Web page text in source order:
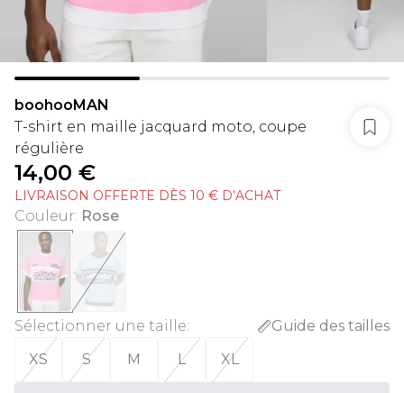
boohooMAN
T-shirt en maille jacquard moto, coupe
régulière
14,00 €
LIVRAISON OFFERTE DÈS 10 € D’ACHAT
Couleur: Rose
Sélectionner une taille:
Guide des tailles
XS
S M L XL